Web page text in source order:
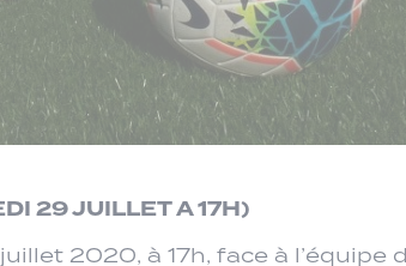
29 JUILLET A 17H)
2020, à 17h, face à l’équipe